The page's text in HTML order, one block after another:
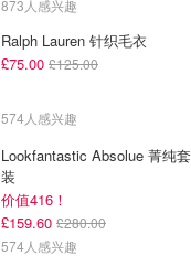
873人感兴趣
Ralph Lauren 针织毛衣
£75.00 £125.00
574人感兴趣
Lookfantastic Absolue 菁纯套
装
价值416！
£159.60 £280.00
574人感兴趣